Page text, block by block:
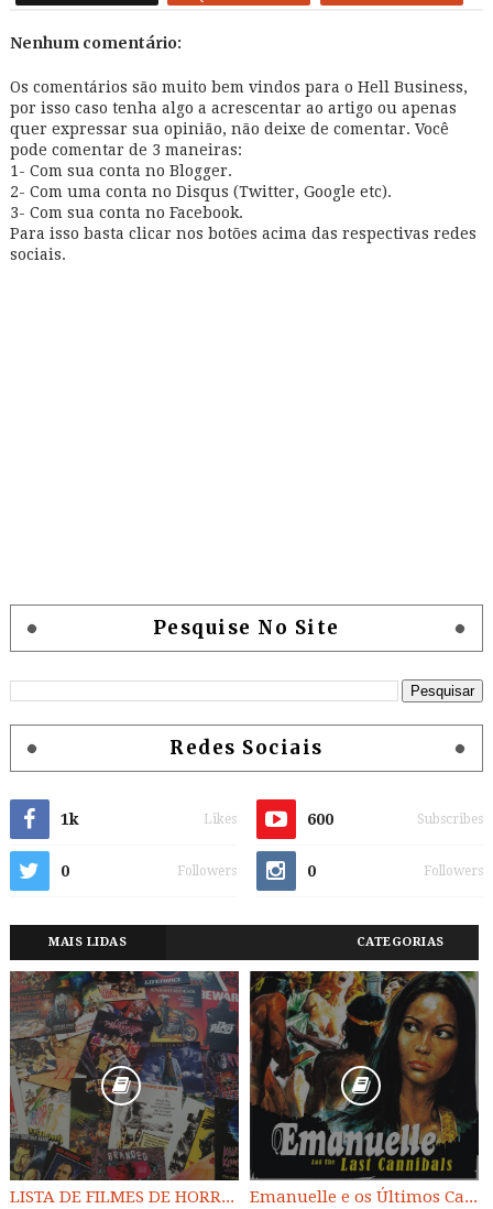
Nenhum comentário:
Os comentários são muito bem vindos para o Hell Business,
por isso caso tenha algo a acrescentar ao artigo ou apenas
quer expressar sua opinião, não deixe de comentar. Você
pode comentar de 3 maneiras:
1- Com sua conta no Blogger.
2- Com uma conta no Disqus (Twitter, Google etc).
3- Com sua conta no Facebook.
Para isso basta clicar nos botões acima das respectivas redes
sociais.
Pesquise No Site
Redes Sociais
1k Likes 600 Subscribes
0 Followers 0 Followers
MAIS LIDAS CATEGORIAS
LISTA DE FILMES DE HORROR/ TRASH/ SUSPENSE/ SCI-FI/ EXPLOITATION E OUTROS Emanuelle e os Últimos Canibais